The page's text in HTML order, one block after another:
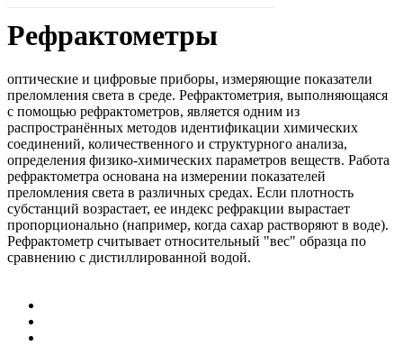
Рефрактометры
оптические и цифровые приборы, измеряющие показатели
преломления света в среде. Рефрактометрия, выполняющаяся
с помощью рефрактометров, является одним из
распространённых методов идентификации химических
соединений, количественного и структурного анализа,
определения физико-химических параметров веществ. Работа
рефрактометра основана на измерении показателей
преломления света в различных средах. Если плотность
субстанций возрастает, ее индекс рефракции вырастает
пропорционально (например, когда сахар растворяют в воде).
Рефрактометр считывает относительный "вес" образца по
сравнению с дистиллированной водой.